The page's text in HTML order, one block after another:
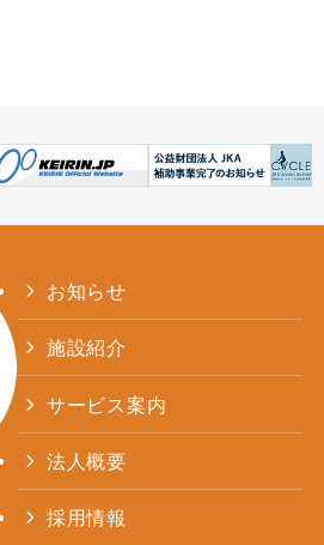
お知らせ
施設紹介
サービス案内
法人概要
採用情報